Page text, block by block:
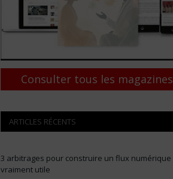
Consulter tous les magazines
ARTICLES RÉCENTS
3 arbitrages pour construire un flux numérique
vraiment utile